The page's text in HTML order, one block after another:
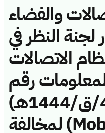
والفضاء
لجنة النظر في
الاتصالات
رقم
(44114414/ق/1444هـ)
لمخالفة (Mobile